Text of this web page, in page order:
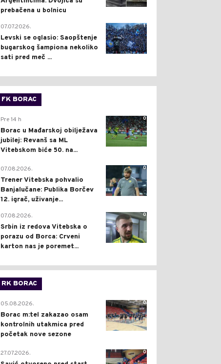
prebačena u bolnicu
1
07.07.2026.
Levski se oglasio: Saopštenje
bugarskog šampiona nekoliko
sati pred meč ...
FK BORAC
0
Pre 14 h
Borac u Mađarskoj obilježava
jubilej: Revanš sa ML
Vitebskom biće 50. na...
0
07.08.2026.
Trener Vitebska pohvalio
Banjalučane: Publika Borčev
12. igrač, uživanje...
0
07.08.2026.
Srbin iz redova Vitebska o
porazu od Borca: Crveni
karton nas je poremet...
RK BORAC
0
05.08.2026.
Borac m:tel zakazao osam
kontrolnih utakmica pred
početak nove sezone
0
27.07.2026.